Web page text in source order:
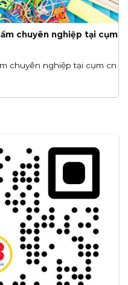
chuyên nghiệp tại cụm
chuyên nghiệp tại cụm cn